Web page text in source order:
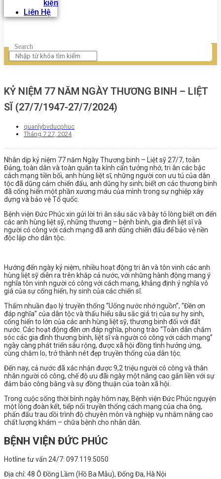
kiện
Liên Hệ
Search
KỶ NIỆM 77 NĂM NGÀY THƯƠNG BINH – LIỆT
SĨ (27/7/1947-27/7/2024)
quanlybvducphuc
Tháng 7 27, 2024
Nhân dịp kỷ niệm 77 năm Ngày Thương binh – Liệt sỹ 27/7, toàn
Đảng, toàn dân và toàn quân ta kính cẩn tưởng nhớ, tri ân các bậc
cách mạng tiền bối, anh hùng liệt sĩ, những người con ưu tú của dân
tộc đã dũng cảm chiến đấu, anh dũng hy sinh; biết ơn các thương binh
đã cống hiến một phần xương máu của mình trong sự nghiệp xây
dựng và bảo vệ Tổ quốc.
Bệnh viện Đức Phúc xin gửi lời tri ân sâu sắc và bày tỏ lòng biết ơn đến
các anh hùng liệt sỹ, những thương – bệnh binh, gia đình liệt sĩ và
người có công với cách mạng đã anh dũng chiến đấu để bảo vệ nền
độc lập cho dân tộc.
Hướng đến ngày kỷ niệm, nhiều hoạt động tri ân và tôn vinh các anh
hùng liệt sỹ diễn ra trên khắp cả nước, với những hành động mang ý
nghĩa tôn vinh người có công với cách mạng, khẳng định ý nghĩa vô
giá của sự cống hiến, hy sinh của các chiến sĩ.
Thấm nhuần đạo lý truyền thống “Uống nước nhớ nguồn”, “Đền ơn
đáp nghĩa” của dân tộc và thấu hiểu sâu sắc giá trị của sự hy sinh,
cống hiến to lớn của các anh hùng liệt sỹ, thương binh đối với đất
nước. Các hoạt động đền ơn đáp nghĩa, phong trào “Toàn dân chăm
sóc các gia đình thương binh, liệt sĩ và người có công với cách mạng”
ngày càng phát triển sâu rộng, được xã hội đồng tình hưởng ứng,
cùng chăm lo, trở thành nét đẹp truyền thống của dân tộc.
Đến nay, cả nước đã xác nhận được 9,2 triệu người có công và thân
nhân người có công, chế độ ưu đãi ngày một nâng cao gắn liền với sự
đảm bảo công bằng và sự đồng thuận của toàn xã hội.
Trong cuộc sống thời bình ngày hôm nay, Bệnh viện Đức Phúc nguyện
một lòng đoàn kết, tiếp nối truyền thống cách mạng của cha ông,
phấn đấu trau dồi trình độ chuyên môn và nghiệp vụ nhằm nâng cao
chất lượng khám – chữa bệnh cho nhân dân.
BỆNH VIỆN ĐỨC PHÚC
Hotline tư vấn 24/7: 097.119.5050
Địa chỉ: 48 Ô Đồng Lầm (Hồ Ba Mẫu), Đống Đa, Hà Nội